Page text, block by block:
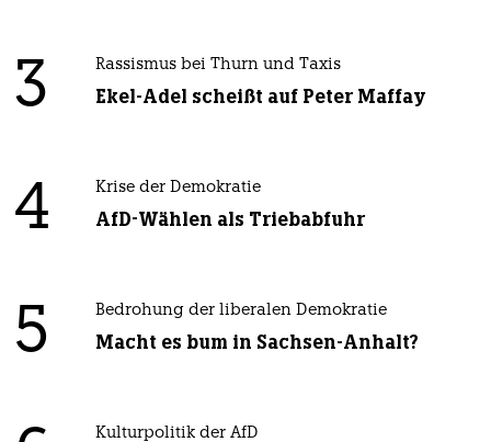
3 Rassismus bei Thurn und Taxis
Ekel-Adel scheißt auf Peter Maffay
4 Krise der Demokratie
AfD-Wählen als Triebabfuhr
5 Bedrohung der liberalen Demokratie
Macht es bum in Sachsen-Anhalt?
Kulturpolitik der AfD